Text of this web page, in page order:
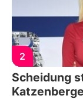
2
Scheidung